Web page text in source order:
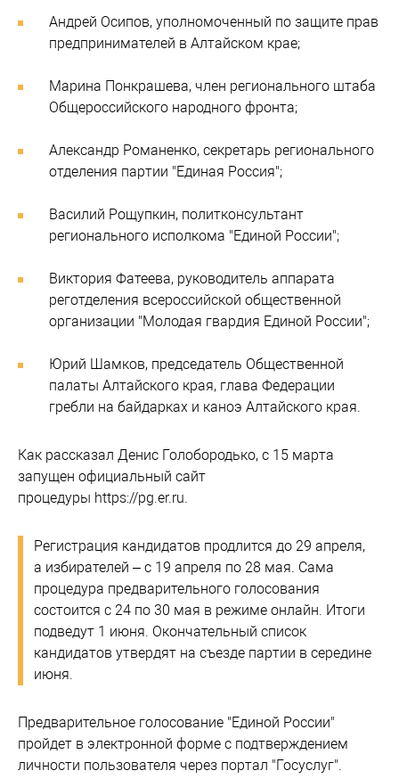
Андрей Осипов, уполномоченный по защите прав
предпринимателей в Алтайском крае;
Марина Понкрашева, член регионального штаба
Общероссийского народного фронта;
Александр Романенко, секретарь регионального
отделения партии "Единая Россия";
Василий Рощупкин, политконсультант
регионального исполкома "Единой России";
Виктория Фатеева, руководитель аппарата
реготделения всероссийской общественной
организации "Молодая гвардия Единой России";
Юрий Шамков, председатель Общественной
палаты Алтайского края, глава Федерации
гребли на байдарках и каноэ Алтайского края.
Как рассказал Денис Голобородько, с 15 марта
запущен официальный сайт
процедуры https://pg.er.ru.
Регистрация кандидатов продлится до 29 апреля,
а избирателей – с 19 апреля по 28 мая. Сама
процедура предварительного голосования
состоится с 24 по 30 мая в режиме онлайн. Итоги
подведут 1 июня. Окончательный список
кандидатов утвердят на съезде партии в середине
июня.
Предварительное голосование "Единой России"
пройдет в электронной форме с подтверждением
личности пользователя через портал "Госуслуг".